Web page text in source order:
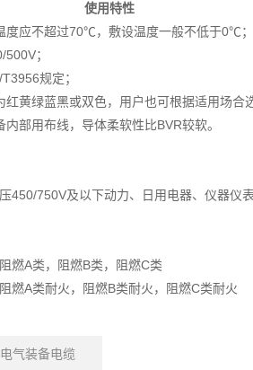
使用特性
度应不超过70℃，敷设温度一般不低于0℃；
；
规定；
红黄绿蓝黑或双色，用户也可根据适用场合
部用布线，导体柔软性比BVR较软。
450/750V及以下动力、日用电器、仪器仪
燃A类，阻燃B类，阻燃C类
燃A类耐火，阻燃B类耐火，阻燃C类耐火
电气装备电缆